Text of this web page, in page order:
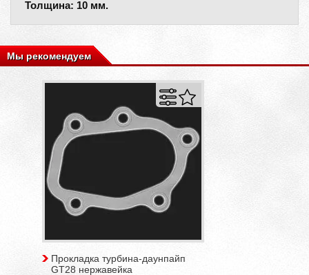
Толщина: 10 мм.
Мы рекомендуем
Прокладка турбина-даунпайп
GT28 нержавейка